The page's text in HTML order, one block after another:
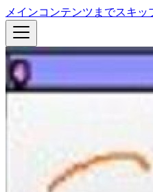
メインコンテンツまでスキッ